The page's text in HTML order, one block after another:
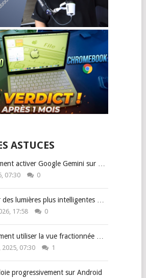
ASTUCES
activer Google Gemini sur …
07:30 0
des lumières plus intelligentes …
17:58 0
utiliser la vue fractionnée …
07:30 1
progressivement sur Android